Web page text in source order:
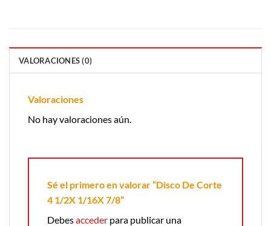
VALORACIONES (0)
Valoraciones
No hay valoraciones aún.
Sé el primero en valorar “Disco De Corte
4 1/2X 1/16X 7/8”
Debesacceder para publicar una